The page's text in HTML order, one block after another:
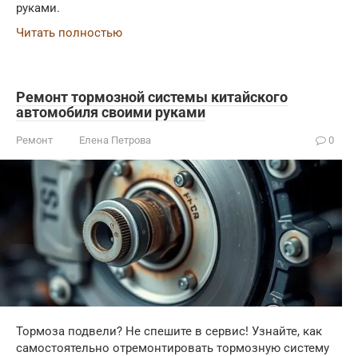
руками.
Читать полностью
Ремонт тормозной системы китайского
автомобиля своими руками
Ремонт Елена Петрова 0
Тормоза подвели? Не спешите в сервис! Узнайте, как
самостоятельно отремонтировать тормозную систему